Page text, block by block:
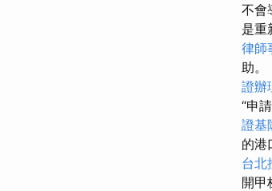
不會
是重
律師
助。
證辦
“申
證基
的港
台北
開甲